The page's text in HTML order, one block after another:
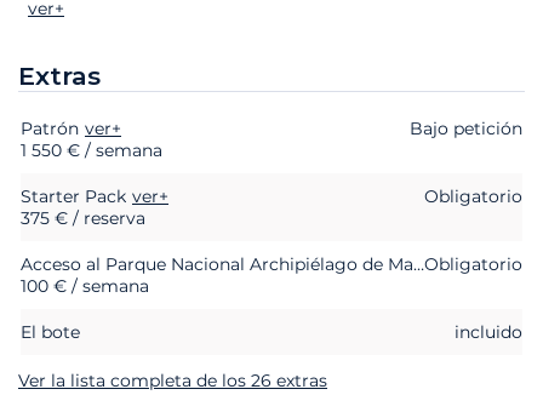
ver+
Extras
Extras Estado
Patrón ver+
Bajo petición
1 550 € / semana
Starter Pack ver+
Obligatorio
375 € / reserva
Acceso al Parque Nacional Archipiélago de Magdalena (Italia)Obligatorio
100 € / semana
El bote incluido
Ver la lista completa de los 26 extras